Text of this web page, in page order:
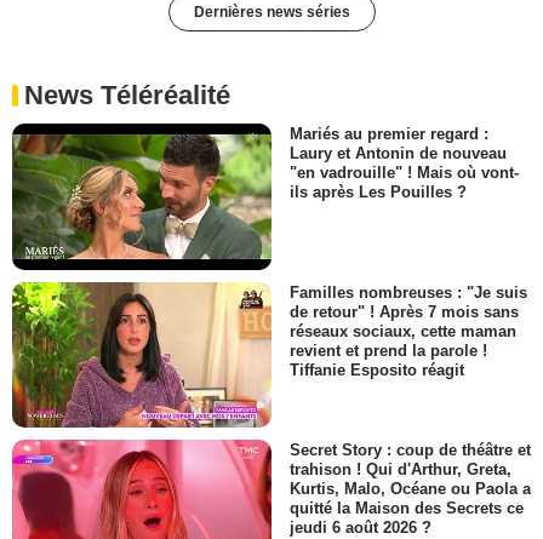
Dernières news séries
News Téléréalité
Mariés au premier regard :
Laury et Antonin de nouveau
"en vadrouille" ! Mais où vont-
ils après Les Pouilles ?
Familles nombreuses : "Je suis
de retour" ! Après 7 mois sans
réseaux sociaux, cette maman
revient et prend la parole !
Tiffanie Esposito réagit
Secret Story : coup de théâtre et
trahison ! Qui d'Arthur, Greta,
Kurtis, Malo, Océane ou Paola a
quitté la Maison des Secrets ce
jeudi 6 août 2026 ?